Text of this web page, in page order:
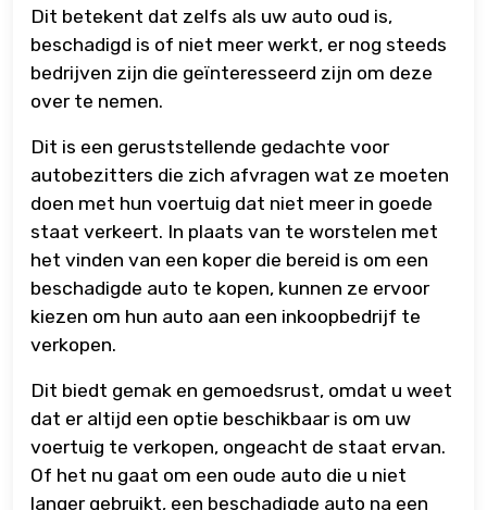
Dit betekent dat zelfs als uw auto oud is,
beschadigd is of niet meer werkt, er nog steeds
bedrijven zijn die geïnteresseerd zijn om deze
over te nemen.
Dit is een geruststellende gedachte voor
autobezitters die zich afvragen wat ze moeten
doen met hun voertuig dat niet meer in goede
staat verkeert. In plaats van te worstelen met
het vinden van een koper die bereid is om een
beschadigde auto te kopen, kunnen ze ervoor
kiezen om hun auto aan een inkoopbedrijf te
verkopen.
Dit biedt gemak en gemoedsrust, omdat u weet
dat er altijd een optie beschikbaar is om uw
voertuig te verkopen, ongeacht de staat ervan.
Of het nu gaat om een oude auto die u niet
langer gebruikt, een beschadigde auto na een